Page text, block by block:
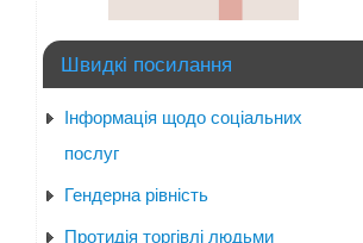
Швидкі посилання
Інформація щодо соціальних
послуг
Гендерна рівність
Протидія торгівлі людьми